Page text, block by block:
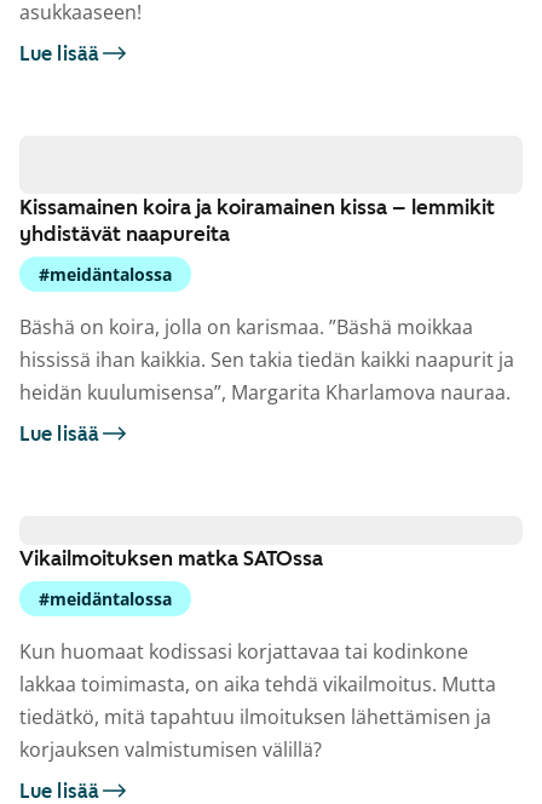
asukkaaseen!
Lue lisää
Kissamainen koira ja koiramainen kissa – lemmikit
yhdistävät naapureita
#meidäntalossa
Bäshä on koira, jolla on karismaa. ”Bäshä moikkaa
hississä ihan kaikkia. Sen takia tiedän kaikki naapurit ja
heidän kuulumisensa”, Margarita Kharlamova nauraa.
Lue lisää
Vikailmoituksen matka SATOssa
#meidäntalossa
Kun huomaat kodissasi korjattavaa tai kodinkone
lakkaa toimimasta, on aika tehdä vikailmoitus. Mutta
tiedätkö, mitä tapahtuu ilmoituksen lähettämisen ja
korjauksen valmistumisen välillä?
Lue lisää